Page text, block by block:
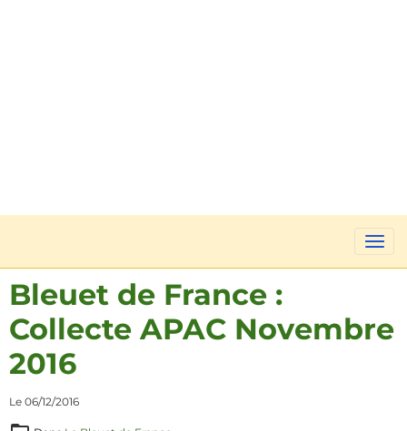
Bleuet de France :
Collecte APAC Novembre
2016
Le 06/12/2016